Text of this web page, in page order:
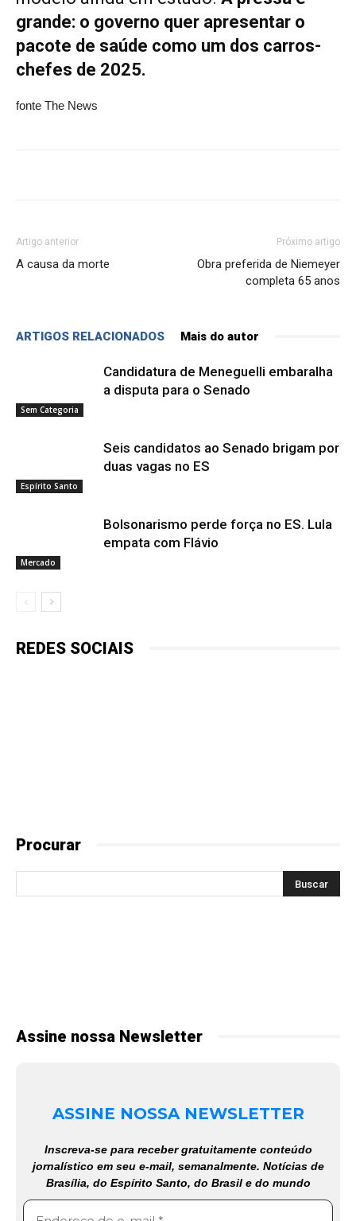
grande: o governo quer apresentar o
pacote de saúde como um dos carros-
chefes de 2025.
fonte The News
Artigo anterior
A causa da morte
Próximo artigo
Obra preferida de Niemeyer
completa 65 anos
ARTIGOS RELACIONADOS Mais do autor
Sem Categoria
Candidatura de Meneguelli embaralha
a disputa para o Senado
Espírito Santo
Seis candidatos ao Senado brigam por
duas vagas no ES
Mercado
Bolsonarismo perde força no ES. Lula
empata com Flávio
REDES SOCIAIS
Procurar
Assine nossa Newsletter
ASSINE NOSSA NEWSLETTER
Inscreva-se para receber gratuitamente conteúdo
jornalístico em seu e-mail, semanalmente. Notícias de
Brasília, do Espírito Santo, do Brasil e do mundo